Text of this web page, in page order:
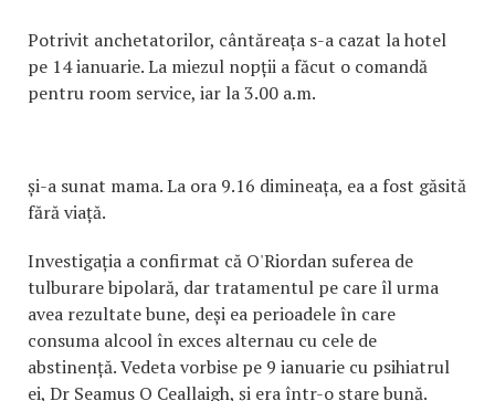
Potrivit anchetatorilor, cântăreața s-a cazat la hotel
pe 14 ianuarie. La miezul nopții a făcut o comandă
pentru room service, iar la 3.00 a.m.
și-a sunat mama. La ora 9.16 dimineața, ea a fost găsită
fără viață.
Investigația a confirmat că O'Riordan suferea de
tulburare bipolară, dar tratamentul pe care îl urma
avea rezultate bune, deși ea perioadele în care
consuma alcool în exces alternau cu cele de
abstinență. Vedeta vorbise pe 9 ianuarie cu psihiatrul
ei, Dr Seamus O Ceallaigh, și era într-o stare bună.